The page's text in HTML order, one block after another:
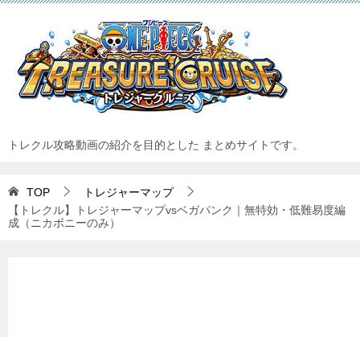
トレクル攻略動画の紹介を目的とした まとめサイトです。
TOP
トレジャーマップ
【トレクル】トレジャーマップvsベガパンク｜無特効・低難易度編
成（ニカボニーのみ）